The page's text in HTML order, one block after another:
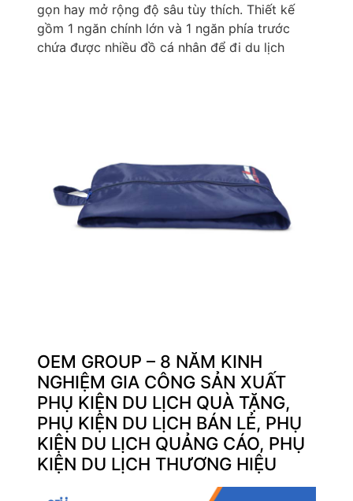
gọn hay mở rộng độ sâu tùy thích. Thiết kế
gồm 1 ngăn chính lớn và 1 ngăn phía trước
chứa được nhiều đồ cá nhân để đi du lịch
OEM GROUP – 8 NĂM KINH
NGHIỆM GIA CÔNG SẢN XUẤT
PHỤ KIỆN DU LỊCH QUÀ TẶNG,
PHỤ KIỆN DU LỊCH BÁN LẺ, PHỤ
KIỆN DU LỊCH QUẢNG CÁO, PHỤ
KIỆN DU LỊCH THƯƠNG HIỆU